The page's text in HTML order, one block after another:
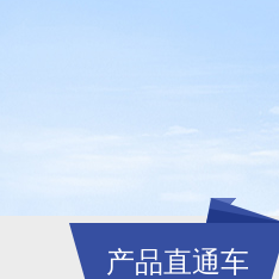
产品直通车